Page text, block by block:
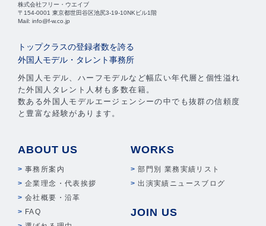
株式会社フリー・ウエイブ
〒154-0001 東京都世田谷区池尻3-19-10NKビル1階
Mail: info@f-w.co.jp
トップクラスの登録者数を誇る
外国人モデル・タレント事務所
外国人モデル、ハーフモデルなど幅広い年代層と個性溢れ
た外国人タレント人材も多数在籍。
数ある外国人モデルエージェンシーの中でも抜群の信頼度
と豊富な経験があります。
ABOUT US
事務所案内
企業理念・代表挨拶
会社概要・沿革
FAQ
WORKS
部門別 業務実績リスト
出演実績ニュースブログ
JOIN US